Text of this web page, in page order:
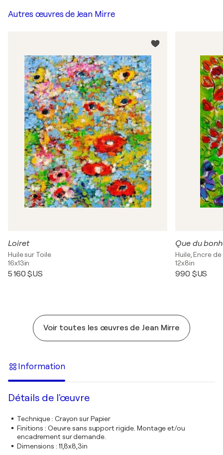
Autres œuvres de Jean Mirre
Loiret
Huile sur Toile
16x13in
5 160 $US
Que du
Huile, Encre
12x8in
990 $US
Voir toutes les œuvres de Jean Mirre
Information
Détails de l'œuvre
Technique: Crayon sur Papier
Finitions : Oeuvre sans support rigide. Montage et/ou
encadrement sur demande.
Dimensions : 11,8x8,3in